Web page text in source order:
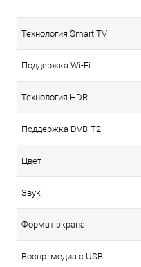
Технология Smart TV
Поддержка Wi-Fi
Технология HDR
Поддержка DVB-T2
Цвет
Звук
Формат экрана
Воспр. медиа с USB